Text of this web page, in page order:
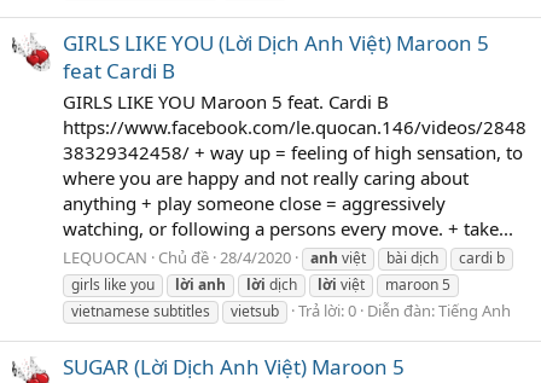
GIRLS LIKE YOU (Lời Dịch Anh Việt) Maroon 5
feat Cardi B
GIRLS LIKE YOU Maroon 5 feat. Cardi B
https://www.facebook.com/le.quocan.146/videos/2848
38329342458/ + way up = feeling of high sensation, to
where you are happy and not really caring about
anything + play someone close = aggressively
watching, or following a persons every move. + take...
LEQUOCAN Chủ đề 28/4/2020 anh việt bài dịch
cardi b
girls like you
lời anh lời dịch lời việt
maroon 5
vietnamese subtitles
vietsub Trả lời: 0 Diễn đàn:Tiếng Anh
SUGAR (Lời Dịch Anh Việt) Maroon 5